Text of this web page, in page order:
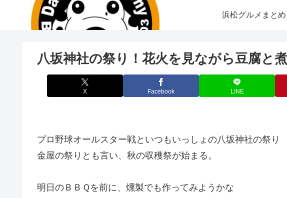
浜松グルメまとめ
八坂神社の祭り！花火を見ながら豆腐と
X Facebook LINE
プロ野球オールスター戦といつもいっしょの八坂神社の祭り
金屋の祭りとも言い、秋の収穫祭が始まる。
明日のＢＢＱを前に、燻製でも作ってみようかな